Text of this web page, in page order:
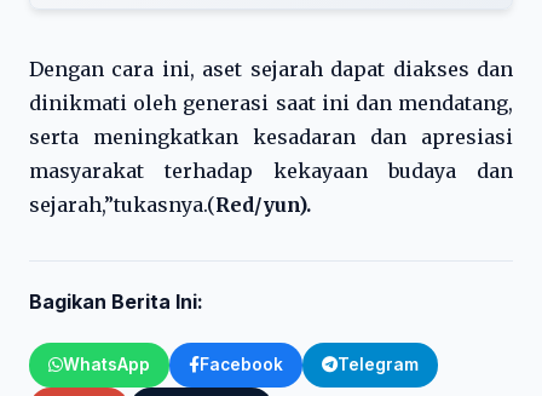
Dengan cara ini, aset sejarah dapat diakses dan
dinikmati oleh generasi saat ini dan mendatang,
serta meningkatkan kesadaran dan apresiasi
masyarakat terhadap kekayaan budaya dan
sejarah,”tukasnya.(Red/yun).
Bagikan Berita Ini:
WhatsApp Facebook Telegram